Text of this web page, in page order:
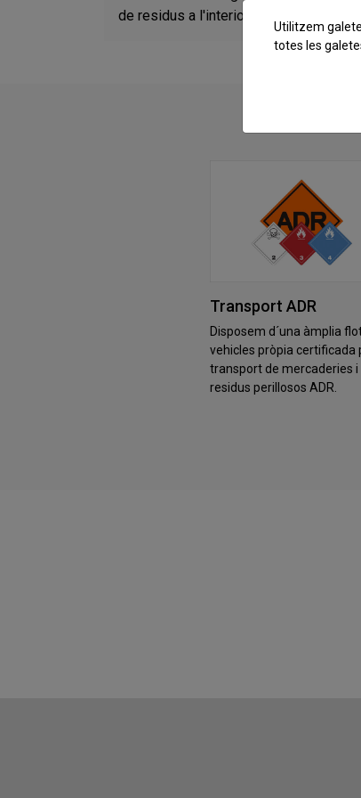
de residus a l'interior del territori de
Transport ADR
Disposem d´una àmplia
vehicles pròpia certificada
transport de mercaderies i
residus perillosos ADR.
Utilitzem
totes les